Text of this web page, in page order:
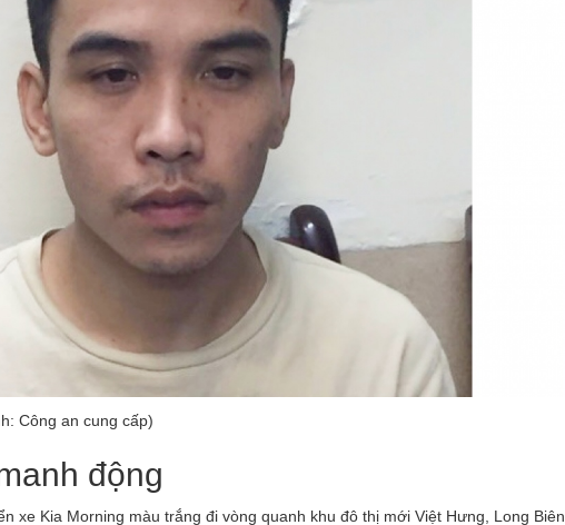
Công an cung cấp)
động
xe Kia Morning màu trắng đi vòng quanh khu đô thị mới Việt Hưng, Long Biên,